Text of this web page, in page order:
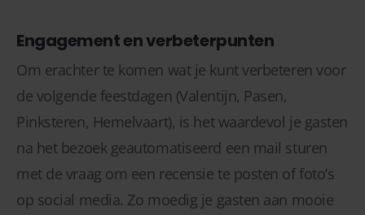
Engagement en verbeterpunten
Om erachter te komen wat je kunt verbeteren voor
de volgende feestdagen (Valentijn, Pasen,
Pinksteren, Hemelvaart), is het waardevol je gasten
na het bezoek geautomatiseerd een mail sturen
met de vraag om een recensie te posten of foto’s
op social media. Zo moedig je gasten aan mooie